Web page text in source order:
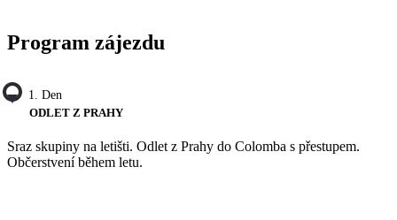
Program zájezdu
1. Den
ODLET Z PRAHY
Sraz skupiny na letišti. Odlet z Prahy do Colomba s přestupem.
Občerstvení během letu.